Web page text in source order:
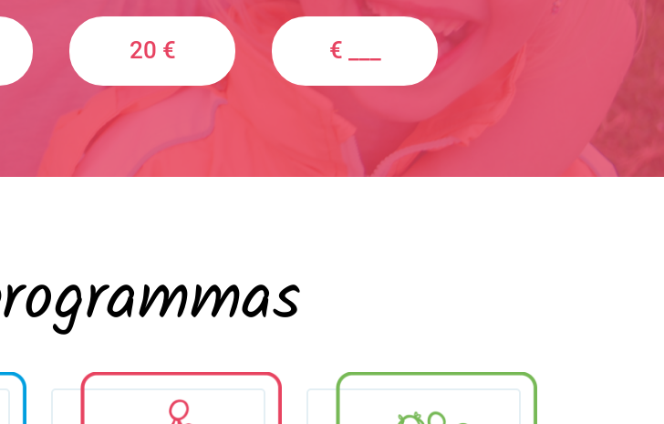
20 € € ___